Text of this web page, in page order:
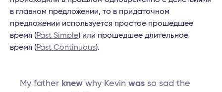
в главном предложении, то в придаточном
предложении используется простое прошедшее
время (Past Simple) или прошедшее длительное
время (Past Continuous).
My father knew why Kevin was so sad the